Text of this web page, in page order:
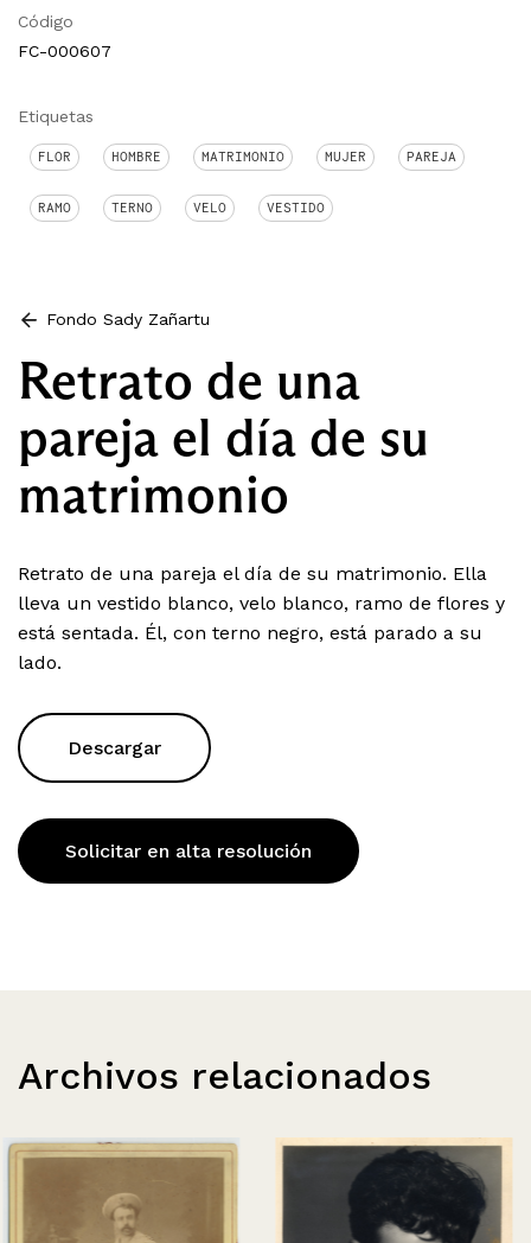
Código
FC-000607
Etiquetas
FLOR HOMBRE MATRIMONIO MUJER PAREJA
RAMO TERNO VELO VESTIDO
Fondo Sady Zañartu
Retrato de una
pareja el día de su
matrimonio
Retrato de una pareja el día de su matrimonio. Ella
lleva un vestido blanco, velo blanco, ramo de flores y
está sentada. Él, con terno negro, está parado a su
lado.
Descargar
Solicitar en alta resolución
Archivos relacionados